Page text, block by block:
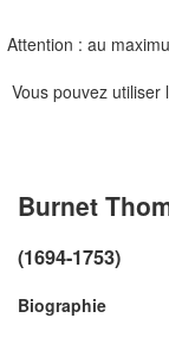
Attention : au
Vous pouvez
Burnet
(1694-1753)
Biographie